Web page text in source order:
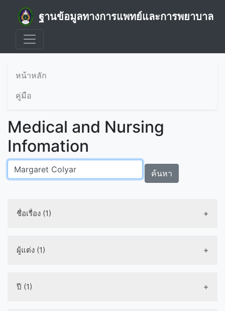
ฐานข้อมูลทางการแพทย์และการพยาบาล
หน้าหลัก
คู่มือ
Medical and Nursing
Infomation
ค้นหา
ชื่อเรื่อง (1)
ผู้แต่ง (1)
ปี (1)